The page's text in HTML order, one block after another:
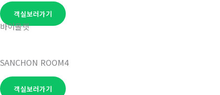
객실보러가기
바이올렛
SANCHON ROOM4
객실보러가기